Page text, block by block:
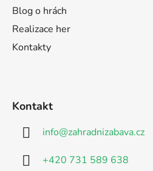
Blog o hrách
Realizace her
Kontakty
Kontakt
info@zahradnizabava.cz
+420 731 589 638